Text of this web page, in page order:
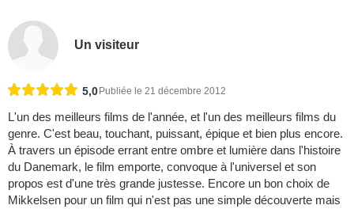
Un visiteur
5,0 Publiée le 21 décembre 2012
L'un des meilleurs films de l'année, et l'un des meilleurs films du
genre. C'est beau, touchant, puissant, épique et bien plus encore.
À travers un épisode errant entre ombre et lumière dans l'histoire
du Danemark, le film emporte, convoque à l'universel et son
propos est d'une très grande justesse. Encore un bon choix de
Mikkelsen pour un film qui n'est pas une simple découverte mais